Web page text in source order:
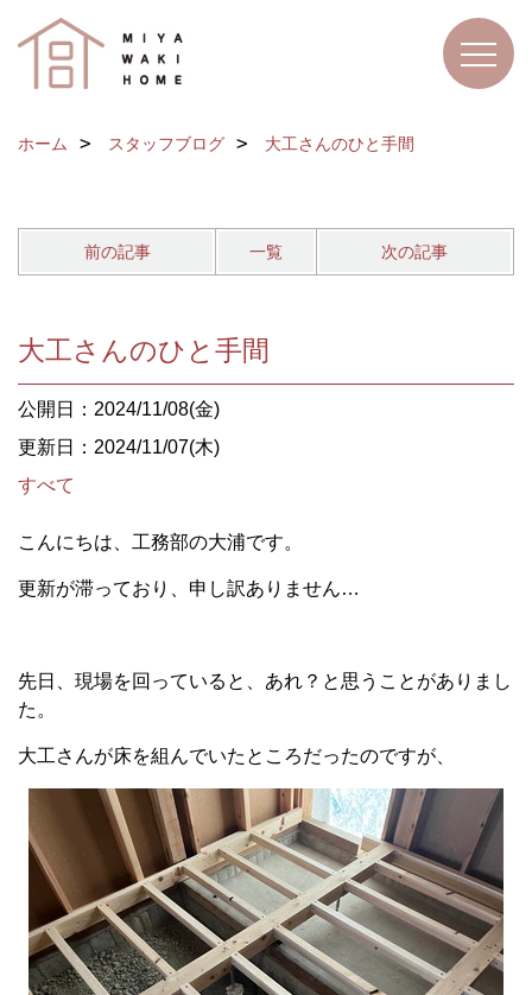
ホーム スタッフブログ 大工さんのひと手間
前の記事 一覧 次の記事
大工さんのひと手間
公開日：2024/11/08(金)
更新日：2024/11/07(木)
すべて
こんにちは、工務部の大浦です。
更新が滞っており、申し訳ありません…
先日、現場を回っていると、あれ？と思うことがありまし
た。
大工さんが床を組んでいたところだったのですが、